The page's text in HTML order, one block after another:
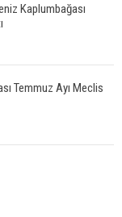
Kaplumbağası
Temmuz Ayı Meclis